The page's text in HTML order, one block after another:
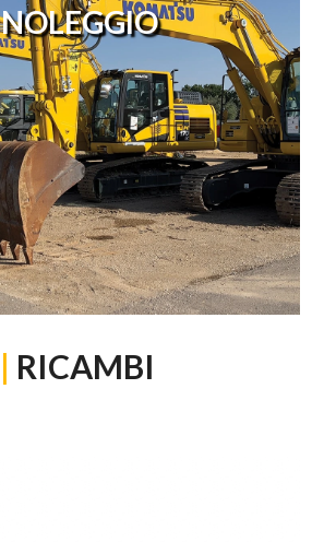
NOLEGGIO
| RICAMBI